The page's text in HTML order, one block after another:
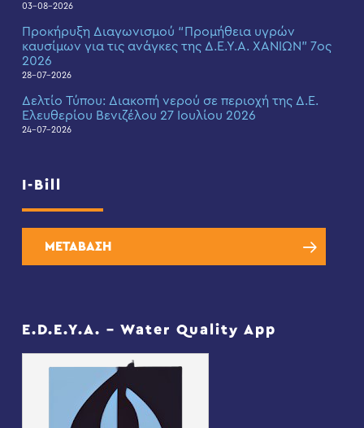
03-08-2026
Προκήρυξη Διαγωνισμού “Προμήθεια υγρών
καυσίμων για τις ανάγκες της Δ.Ε.Υ.Α. ΧΑΝΙΩΝ” 7ος
2026
28-07-2026
Δελτίο Τύπου: Διακοπή νερού σε περιοχή της Δ.Ε.
Ελευθερίου Βενιζέλου 27 Ιουλίου 2026
24-07-2026
I-Bill
ΜΕΤΑΒΑΣΗ
E.D.E.Y.A. – Water Quality App